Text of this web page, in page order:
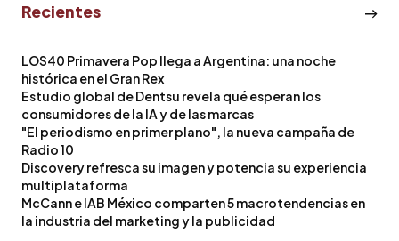
Recientes
LOS40 Primavera Pop llega a Argentina: una noche
histórica en el Gran Rex
Estudio global de Dentsu revela qué esperan los
consumidores de la IA y de las marcas
"El periodismo en primer plano", la nueva campaña de
Radio 10
Discovery refresca su imagen y potencia su experiencia
multiplataforma
McCann e IAB México comparten 5 macrotendencias en
la industria del marketing y la publicidad